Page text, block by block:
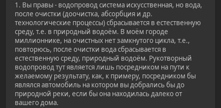
1. Вы правы - водопровод система искусственная, но вода,
после очистки (доочистка, абсорбция и др.
технологические процессы) сбрасывается в естественную
среду, т.е. в природный водоём. В моём городе
миллионнике, на очистных нет замкнутого цикла, т.е.,
повторюсь, после очистки вода сбрасывается в
естественную среду, природный водоём. Рукотворный
водопровод тут является лишь посредником на пути к
желаемому результату, как, к примеру, посредником бы
являлся автомобиль на котором вы добрались бы до
природной реки, если бы она находилась далеко от
вашего дома.